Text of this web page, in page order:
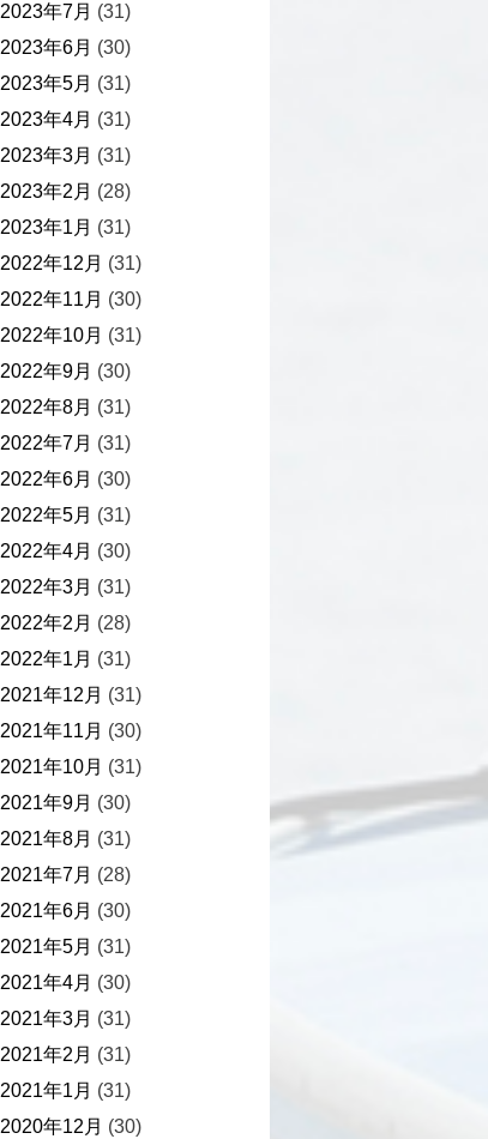
2023年7月 (31)
2023年6月 (30)
2023年5月 (31)
2023年4月 (31)
2023年3月 (31)
2023年2月 (28)
2023年1月 (31)
2022年12月 (31)
2022年11月 (30)
2022年10月 (31)
2022年9月 (30)
2022年8月 (31)
2022年7月 (31)
2022年6月 (30)
2022年5月 (31)
2022年4月 (30)
2022年3月 (31)
2022年2月 (28)
2022年1月 (31)
2021年12月 (31)
2021年11月 (30)
2021年10月 (31)
2021年9月 (30)
2021年8月 (31)
2021年7月 (28)
2021年6月 (30)
2021年5月 (31)
2021年4月 (30)
2021年3月 (31)
2021年2月 (31)
2021年1月 (31)
2020年12月 (30)